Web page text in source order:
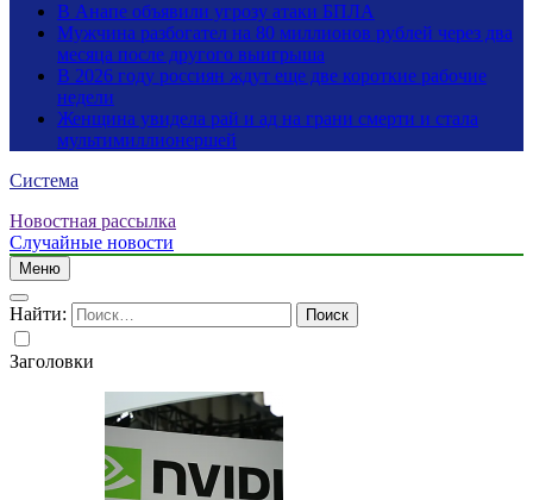
В Анапе объявили угрозу атаки БПЛА
Мужчина разбогател на 80 миллионов рублей через два
месяца после другого выигрыша
В 2026 году россиян ждут еще две короткие рабочие
недели
Женщина увидела рай и ад на грани смерти и стала
мультимиллионершей
Система
Новостная рассылка
Случайные новости
Меню
Найти:
Заголовки